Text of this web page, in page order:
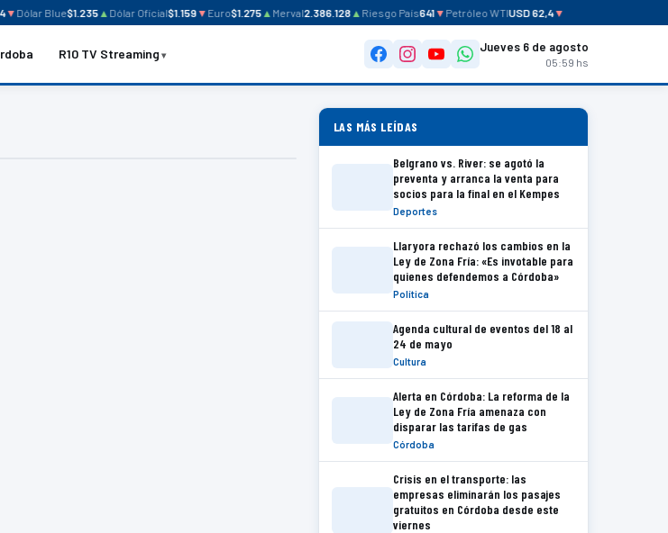
▼Dólar Blue$1.235▲Dólar Oficial$1.159▼Euro$1.275▲Merval2.386.128▲Riesgo País641▼Petróleo WTIUSD 62,4 ▼
R10 TV Streaming Jueves 6 de agosto
05:59 hs
LAS MÁS LEÍDAS
Belgrano vs. River: se agotó la
preventa y arranca la venta para
socios para la final en el Kempes
Deportes
Llaryora rechazó los cambios en la
Ley de Zona Fría: «Es invotable para
quienes defendemos a Córdoba»
Política
Agenda cultural de eventos del 18 al
24 de mayo
Cultura
Alerta en Córdoba: La reforma de la
Ley de Zona Fría amenaza con
disparar las tarifas de gas
Córdoba
Crisis en el transporte: las
empresas eliminarán los pasajes
gratuitos en Córdoba desde este
viernes